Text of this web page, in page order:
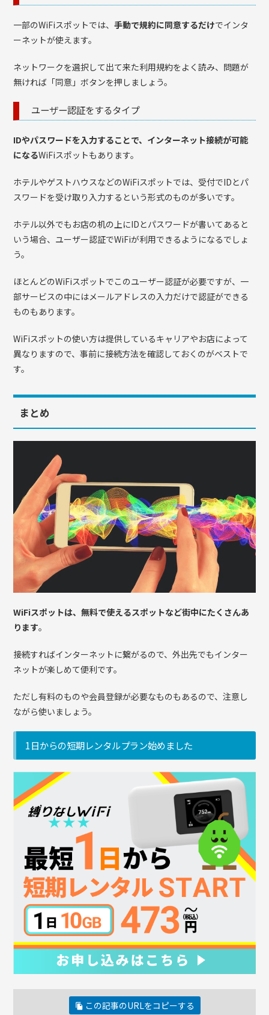
一部のWiFiスポットでは、手動で規約に同意するだけでインタ
ーネットが使えます。
ネットワークを選択して出て来た利用規約をよく読み、問題が
無ければ「同意」ボタンを押しましょう。
ユーザー認証をするタイプ
IDやパスワードを入力することで、インターネット接続が可能
になるWiFiスポットもあります。
ホテルやゲストハウスなどのWiFiスポットでは、受付でIDとパ
スワードを受け取り入力するという形式のものが多いです。
ホテル以外でもお店の机の上にIDとパスワードが書いてあると
いう場合、ユーザー認証でWiFiが利用できるようになるでしょ
う。
ほとんどのWiFiスポットでこのユーザー認証が必要ですが、一
部サービスの中にはメールアドレスの入力だけで認証ができる
ものもあります。
WiFiスポットの使い方は提供しているキャリアやお店によって
異なりますので、事前に接続方法を確認しておくのがベストで
す。
まとめ
WiFiスポットは、無料で使えるスポットなど街中にたくさんあ
ります。
接続すればインターネットに繋がるので、外出先でもインター
ネットが楽しめて便利です。
ただし有料のものや会員登録が必要なものもあるので、注意し
ながら使いましょう。
1日からの短期レンタルプラン始めました
file_copy この記事のURLをコピーする